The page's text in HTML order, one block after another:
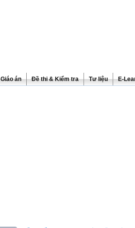
Giáo án Đề thi & Kiểm tra Tư liệu E-